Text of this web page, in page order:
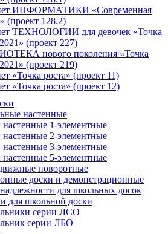
ИНФОРМАТИКИ «Современная
(проект 128.2)
ТЕХНОЛОГИИ для девочек «Точка
(проект 227)
нового поколения «Точка
(проект 219)
«Точка роста» (проект 11)
«Точка роста» (проект 12)
настенные
настенные 1-элементные
настенные 2-элементные
настенные 3-элементные
настенные 5-элементные
поворотные
доски и демонстрационные
для школьных досок
для школьной доски
серии ЛСО
серии ЛБО